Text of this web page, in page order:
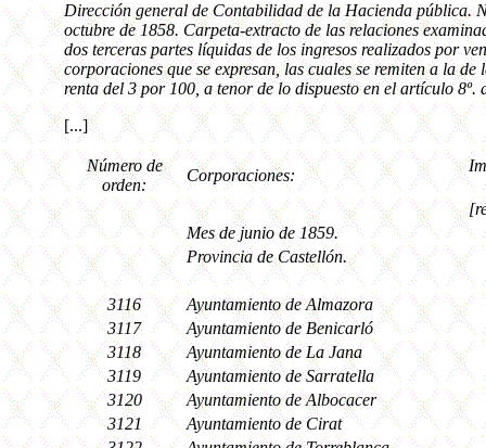
Dirección general de Contabilidad de la Hacienda pública.
octubre de 1858. Carpeta-extracto de las relaciones
dos terceras partes líquidas de los ingresos realizados por
corporaciones que se expresan, las cuales se remiten a la
renta del 3 por 100, a tenor de lo dispuesto en el artículo 8º.
[...]
Número de
orden:
Corporaciones:
Mes de junio de 1859.
Provincia de Castellón.
3116
Ayuntamiento de Almazora
3117
Ayuntamiento de Benicarló
3118
Ayuntamiento de La Jana
3119
Ayuntamiento de Sarratella
3120
Ayuntamiento de Albocacer
3121
Ayuntamiento de Cirat